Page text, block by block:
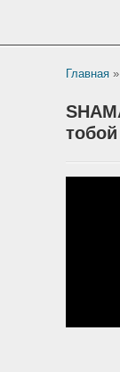
Главная »
тобой